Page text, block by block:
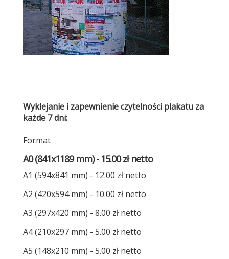
Wyklejanie i zapewnienie czytelności plakatu za
każde 7 dni:
Format
A0 (841x1189 mm) - 15.00 zł netto
A1 (594x841 mm) - 12.00 zł netto
A2 (420x594 mm) - 10.00 zł netto
A3 (297x420 mm) - 8.00 zł netto
A4 (210x297 mm) - 5.00 zł netto
A5 (148x210 mm) - 5.00 zł netto